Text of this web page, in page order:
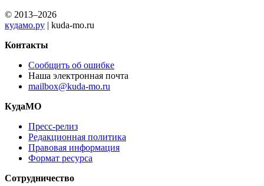
© 2013–2026
кудамо.ру | kuda-mo.ru
Контакты
Сообщить об ошибке
Наша электронная почта
mailbox@kuda-mo.ru
КудаМО
Пресс-релиз
Редакционная политика
Правовая информация
Формат ресурса
Сотрудничество